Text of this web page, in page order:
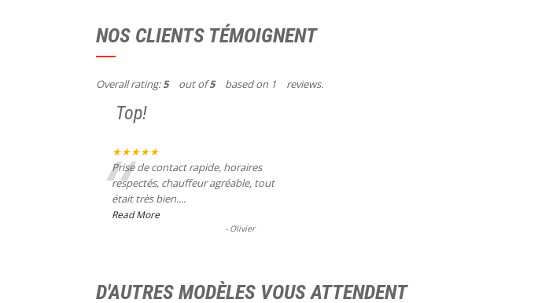
NOS CLIENTS TÉMOIGNENT
Overall rating:5 out of5 based on 1 reviews.
Top!
★★★★★
“
Prise de contact rapide, horaires
respectés, chauffeur agréable, tout
était très bien....
Read More
- Olivier
D'AUTRES MODÈLES VOUS ATTENDENT